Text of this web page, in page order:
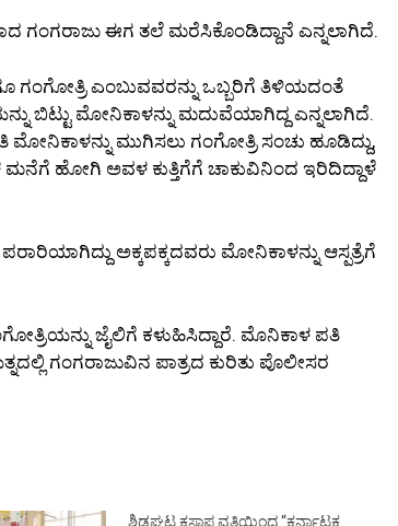
ಗಂಗರಾಜು ಈಗ ತಲೆ ಮರೆಸಿಕೊಂಡಿದ್ದಾನೆ ಎನ್ನಲಾಗಿದೆ.
ಗಂಗೋತ್ರಿ ಎಂಬುವವರನ್ನು ಒಬ್ಬರಿಗೆ ತಿಳಿಯದಂತೆ
ಬಿಟ್ಟು ಮೋನಿಕಾಳನ್ನು ಮದುವೆಯಾಗಿದ್ದ ಎನ್ನಲಾಗಿದೆ.
ಮೋನಿಕಾಳನ್ನು ಮುಗಿಸಲು ಗಂಗೋತ್ರಿ ಸಂಚು ಹೂಡಿದ್ದು,
ಹೋಗಿ ಅವಳ ಕುತ್ತಿಗೆಗೆ ಚಾಕುವಿನಿಂದ ಇರಿದಿದ್ದಾಳೆ
ಅಕ್ಕಪಕ್ಕದವರು ಮೋನಿಕಾಳನ್ನು ಆಸ್ಪತ್ರೆಗೆ
ಜೈಲಿಗೆ ಕಳುಹಿಸಿದ್ದಾರೆ. ಮೊನಿಕಾಳ ಪತಿ
ಗಂಗರಾಜುವಿನ ಪಾತ್ರದ ಕುರಿತು ಪೊಲೀಸರ
ಶಿಡ್ಲಘಟ್ಟ ಕಸಾಪ ವತಿಯಿಂದ “ಕರ್ನಾಟಕ